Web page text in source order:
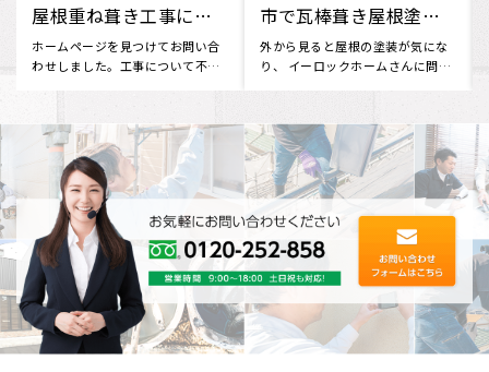
ね葺き工事になります
屋根の事は以前から気になって
いましたが、どこに問い合わせて
邸 屋根重ね葺き工事に
なります！
屋根の状態が気になり、近くにイ
ーロックホームさんがあったので